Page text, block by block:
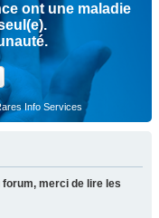
ont une maladie
Info Services
merci de lire les